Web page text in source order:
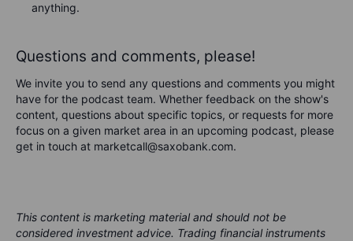
anything.
Questions and comments, please!
We invite you to send any questions and comments you might
have for the podcast team. Whether feedback on the show's
content, questions about specific topics, or requests for more
focus on a given market area in an upcoming podcast, please
get in touch at marketcall@saxobank.com.
This content is marketing material and should not be
considered investment advice. Trading financial instruments